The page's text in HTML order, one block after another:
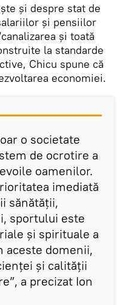
și despre stat de
și pensiilor
şi toată
la standarde
Chicu spune că
economiei.
o societate
de ocrotire a
oamenilor.
imediată
sănătății,
sportului este
și spirituale a
aceste domenii,
și calității
a precizat Ion